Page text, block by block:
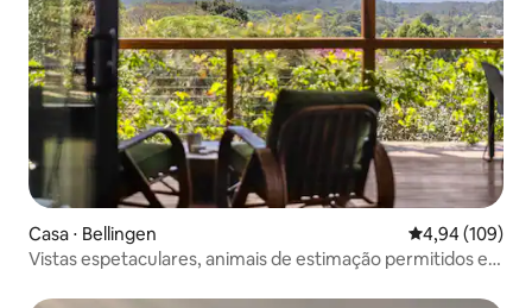
Casa ⋅ Bellingen 4,94 de uma
4,94 (109)
Vistas espetaculares, animais de estimação permitidos e